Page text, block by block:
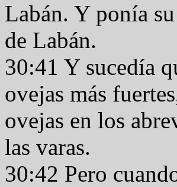
Labán. Y ponía
de Labán.
30:41 Y sucedía
ovejas más
ovejas en los
las varas.
30:42 Pero